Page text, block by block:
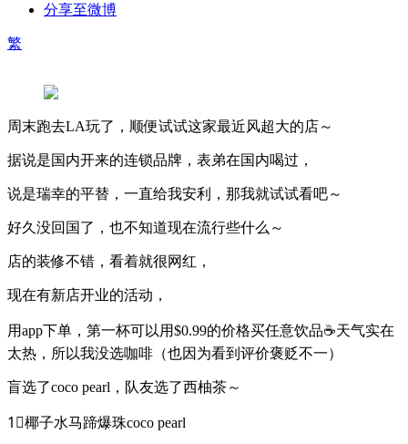
分享至微博
繁
周末跑去LA玩了，顺便试试这家最近风超大的店～
据说是国内开来的连锁品牌，表弟在国内喝过，
说是瑞幸的平替，一直给我安利，那我就试试看吧～
好久没回国了，也不知道现在流行些什么～
店的装修不错，看着就很网红，
现在有新店开业的活动，
用app下单，第一杯可以用$0.99的价格买任意饮品☕️天气实在
太热，所以我没选咖啡（也因为看到评价褒贬不一）
盲选了coco pearl，队友选了西柚茶～
1⃣️椰子水马蹄爆珠coco pearl